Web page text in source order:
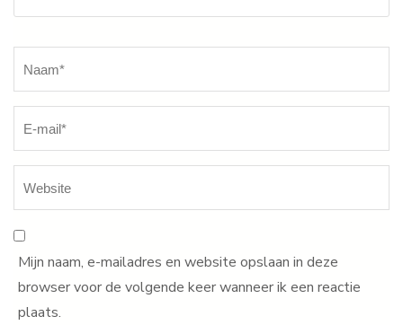
Mijn naam, e-mailadres en website opslaan in deze
browser voor de volgende keer wanneer ik een reactie
plaats.